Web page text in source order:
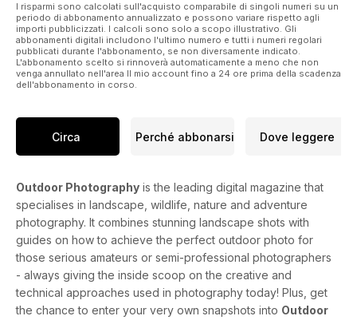
I risparmi sono calcolati sull'acquisto comparabile di singoli numeri su un
periodo di abbonamento annualizzato e possono variare rispetto agli
importi pubblicizzati. I calcoli sono solo a scopo illustrativo. Gli
abbonamenti digitali includono l'ultimo numero e tutti i numeri regolari
pubblicati durante l'abbonamento, se non diversamente indicato.
L'abbonamento scelto si rinnoverà automaticamente a meno che non
venga annullato nell'area Il mio account fino a 24 ore prima della scadenza
dell'abbonamento in corso.
Circa Perché abbonarsi Dove leggere
Outdoor Photography is the leading digital magazine that
specialises in landscape, wildlife, nature and adventure
photography. It combines stunning landscape shots with
guides on how to achieve the perfect outdoor photo for
those serious amateurs or semi-professional photographers
- always giving the inside scoop on the creative and
technical approaches used in photography today! Plus, get
the chance to enter your very own snapshots into Outdoor